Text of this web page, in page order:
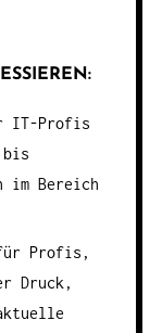
IT-Profis
bis
im Bereich
Profis,
Druck,